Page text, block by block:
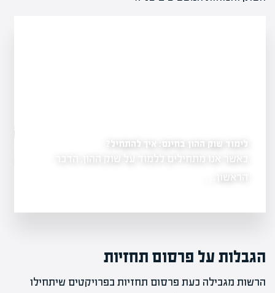
מדריך למתחילים
לימוד שוק ההון בחינם: איך להתחיל?
כאשר אנו מתחילים ללמוד על שוק ההון, הדבר
הראשון…
הגבלות על פרסום תחזיות
הרשות מגבילה כעת פרסום תחזיות בפרויקטים שיתחילו